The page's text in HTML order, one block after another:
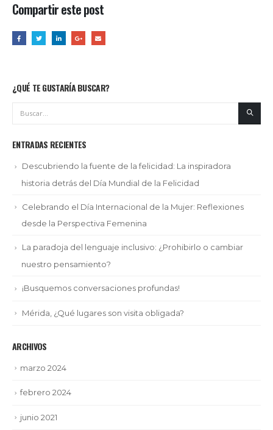
Compartir este post
¿QUÉ TE GUSTARÍA BUSCAR?
ENTRADAS RECIENTES
Descubriendo la fuente de la felicidad: La inspiradora
historia detrás del Día Mundial de la Felicidad
Celebrando el Día Internacional de la Mujer: Reflexiones
desde la Perspectiva Femenina
La paradoja del lenguaje inclusivo: ¿Prohibirlo o cambiar
nuestro pensamiento?
¡Busquemos conversaciones profundas!
Mérida, ¿Qué lugares son visita obligada?
ARCHIVOS
marzo 2024
febrero 2024
junio 2021